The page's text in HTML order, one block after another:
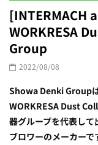
[INTERMACH
WORKRESA
Group
2022/08/08
Showa Denki Group
WORKRESA Dust
器グループを代表し
ブロワーのメーカー